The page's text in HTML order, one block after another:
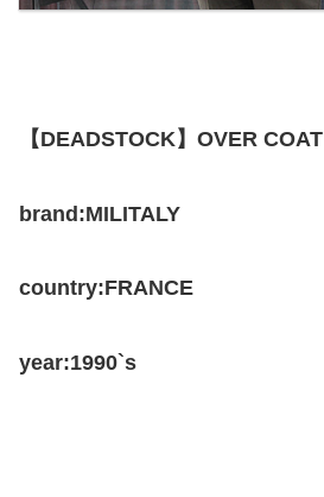
【DEADSTOCK】OVER COAT
brand:MILITALY
country:FRANCE
year:1990`s